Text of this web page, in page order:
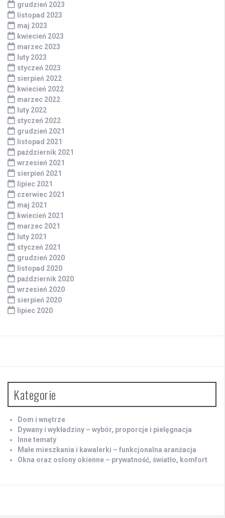
grudzień 2023
listopad 2023
maj 2023
kwiecień 2023
marzec 2023
luty 2023
styczeń 2023
sierpień 2022
kwiecień 2022
marzec 2022
luty 2022
styczeń 2022
grudzień 2021
listopad 2021
październik 2021
wrzesień 2021
sierpień 2021
lipiec 2021
czerwiec 2021
maj 2021
kwiecień 2021
marzec 2021
luty 2021
styczeń 2021
grudzień 2020
listopad 2020
październik 2020
wrzesień 2020
sierpień 2020
lipiec 2020
Kategorie
Dom i wnętrze
Dywany i wykładziny – wybór, proporcje i pielęgnacja
Inne tematy
Małe mieszkania i kawalerki – funkcjonalna aranżacja
Okna oraz osłony okienne – prywatność, światło, komfort